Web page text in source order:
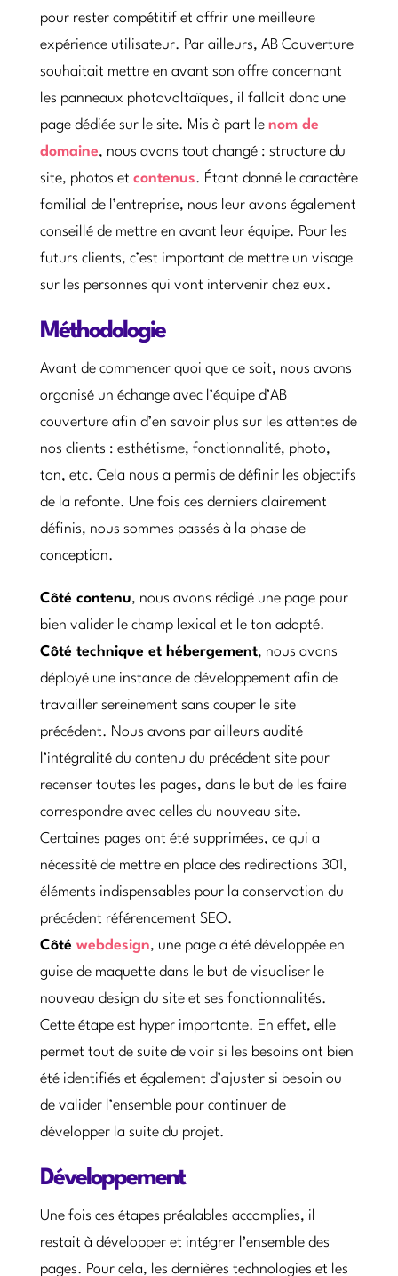
pour rester compétitif et offrir une meilleure
expérience utilisateur. Par ailleurs, AB Couverture
souhaitait mettre en avant son offre concernant
les panneaux photovoltaïques, il fallait donc une
page dédiée sur le site. Mis à part le nom de
domaine, nous avons tout changé : structure du
site, photos et contenus. Étant donné le caractère
familial de l’entreprise, nous leur avons également
conseillé de mettre en avant leur équipe. Pour les
futurs clients, c’est important de mettre un visage
sur les personnes qui vont intervenir chez eux.
Méthodologie
Avant de commencer quoi que ce soit, nous avons
organisé un échange avec l’équipe d’AB
couverture afin d’en savoir plus sur les attentes de
nos clients : esthétisme, fonctionnalité, photo,
ton, etc. Cela nous a permis de définir les objectifs
de la refonte. Une fois ces derniers clairement
définis, nous sommes passés à la phase de
conception.
Côté contenu, nous avons rédigé une page pour
bien valider le champ lexical et le ton adopté.
Côté technique et hébergement, nous avons
déployé une instance de développement afin de
travailler sereinement sans couper le site
précédent. Nous avons par ailleurs audité
l’intégralité du contenu du précédent site pour
recenser toutes les pages, dans le but de les faire
correspondre avec celles du nouveau site.
Certaines pages ont été supprimées, ce qui a
nécessité de mettre en place des redirections 301,
éléments indispensables pour la conservation du
précédent référencement SEO.
Côté webdesign, une page a été développée en
guise de maquette dans le but de visualiser le
nouveau design du site et ses fonctionnalités.
Cette étape est hyper importante. En effet, elle
permet tout de suite de voir si les besoins ont bien
été identifiés et également d’ajuster si besoin ou
de valider l’ensemble pour continuer de
développer la suite du projet.
Développement
Une fois ces étapes préalables accomplies, il
restait à développer et intégrer l’ensemble des
pages. Pour cela, les dernières technologies et les